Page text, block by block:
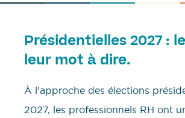
Présidentielles 2027 :
leur mot à dire.
À l’approche des élections
2027, les professionnels RH ont